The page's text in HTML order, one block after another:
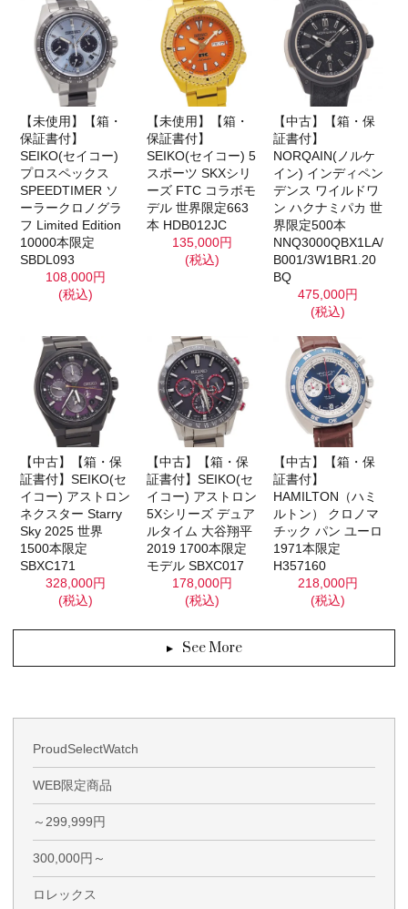
【未使用】【箱・
保証書付】
SEIKO(セイコー)
プロスペックス
SPEEDTIMER ソ
ーラークロノグラ
フ Limited Edition
10000本限定
SBDL093
108,000円
(税込)
【未使用】【箱・
保証書付】
SEIKO(セイコー) 5
スポーツ SKXシリ
ーズ FTC コラボモ
デル 世界限定663
本 HDB012JC
135,000円
(税込)
【中古】【箱・保
証書付】
NORQAIN(ノルケ
イン) インディペン
デンス ワイルドワ
ン ハクナミパカ 世
界限定500本
NNQ3000QBX1LA/
B001/3W1BR1.20
BQ
475,000円
(税込)
【中古】【箱・保
証書付】SEIKO(セ
イコー) アストロン
ネクスター Starry
Sky 2025 世界
1500本限定
SBXC171
328,000円
(税込)
【中古】【箱・保
証書付】SEIKO(セ
イコー) アストロン
5Xシリーズ デュア
ルタイム 大谷翔平
2019 1700本限定
モデル SBXC017
178,000円
(税込)
【中古】【箱・保
証書付】
HAMILTON（ハミ
ルトン） クロノマ
チック パン ユーロ
1971本限定
H357160
218,000円
(税込)
See More
ProudSelectWatch
WEB限定商品
～299,999円
300,000円～
ロレックス